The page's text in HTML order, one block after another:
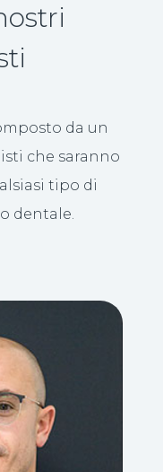
da un
che saranno
tipo di
dentale.